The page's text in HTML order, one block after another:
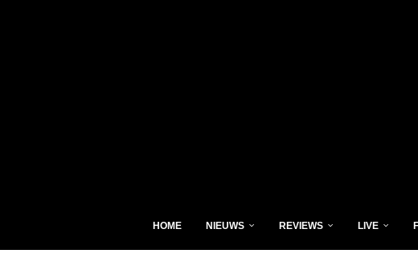
HOME NIEUWS REVIEWS LIVE